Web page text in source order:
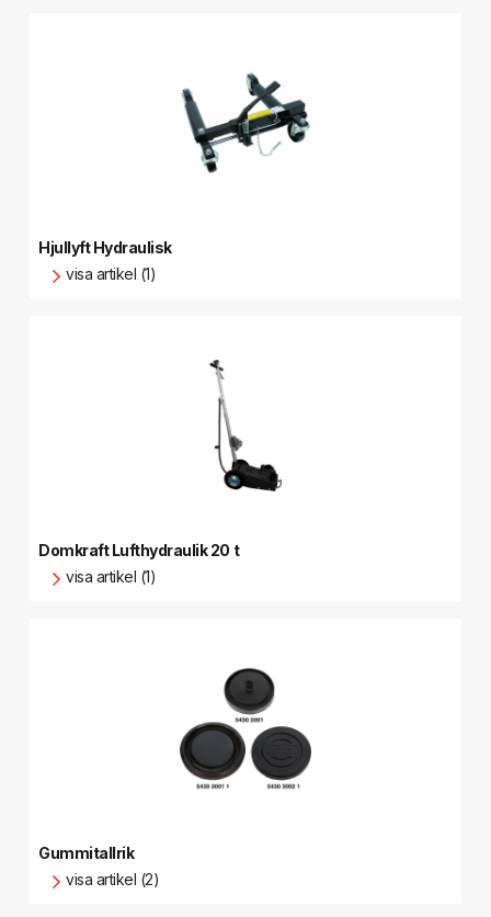
Hjullyft Hydraulisk
visa artikel (1)
Domkraft Lufthydraulik 20 t
visa artikel (1)
Gummitallrik
visa artikel (2)